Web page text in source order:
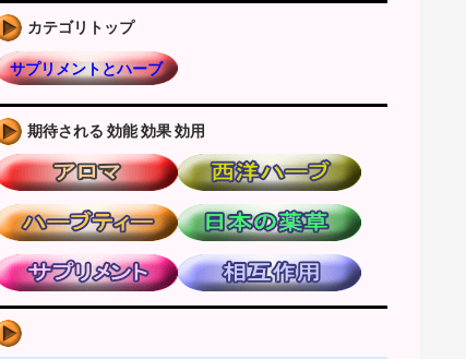
カテゴリトップ
サプリメントとハーブ
期待される 効能 効果 効用